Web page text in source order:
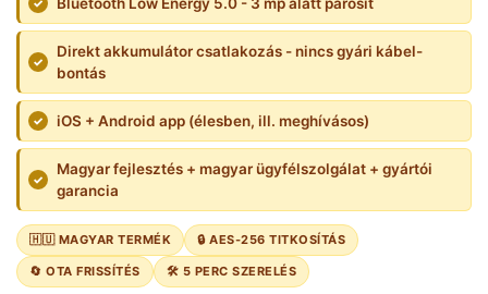
✓ Bluetooth Low Energy 5.0 - 3 mp alatt párosít
✓
Direkt akkumulátor csatlakozás - nincs gyári kábel-
bontás
✓ iOS + Android app (élesben, ill. meghívásos)
✓
Magyar fejlesztés + magyar ügyfélszolgálat + gyártói
garancia
🇭🇺 MAGYAR TERMÉK 🔒 AES-256 TITKOSÍTÁS
🔄 OTA FRISSÍTÉS 🛠️ 5 PERC SZERELÉS